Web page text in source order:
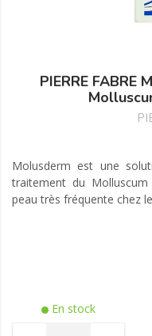
PIERRE
Molusderm est une
traitement du
peau très fréquente chez
En stock